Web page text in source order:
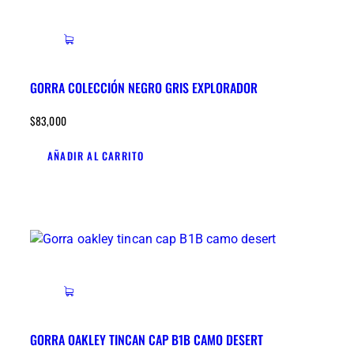
GORRA COLECCIÓN NEGRO GRIS EXPLORADOR
$83,000
AÑADIR AL CARRITO
GORRA OAKLEY TINCAN CAP B1B CAMO DESERT